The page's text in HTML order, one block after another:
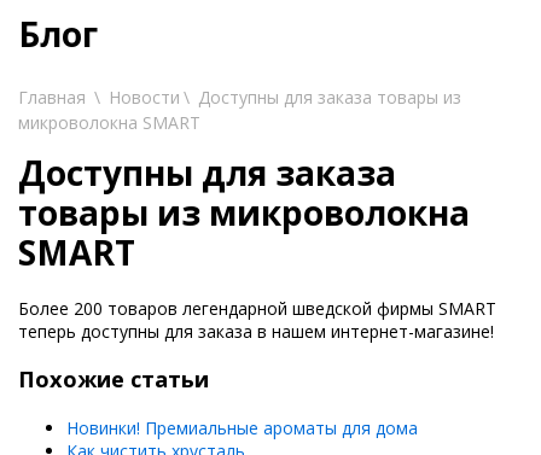
Блог
Главная \ Новости \ Доступны для заказа товары из
микроволокна SMART
Доступны для заказа
товары из микроволокна
SMART
Более 200 товаров легендарной шведской фирмы SMART
теперь доступны для заказа в нашем интернет-магазине!
Похожие статьи
Новинки! Премиальные ароматы для дома